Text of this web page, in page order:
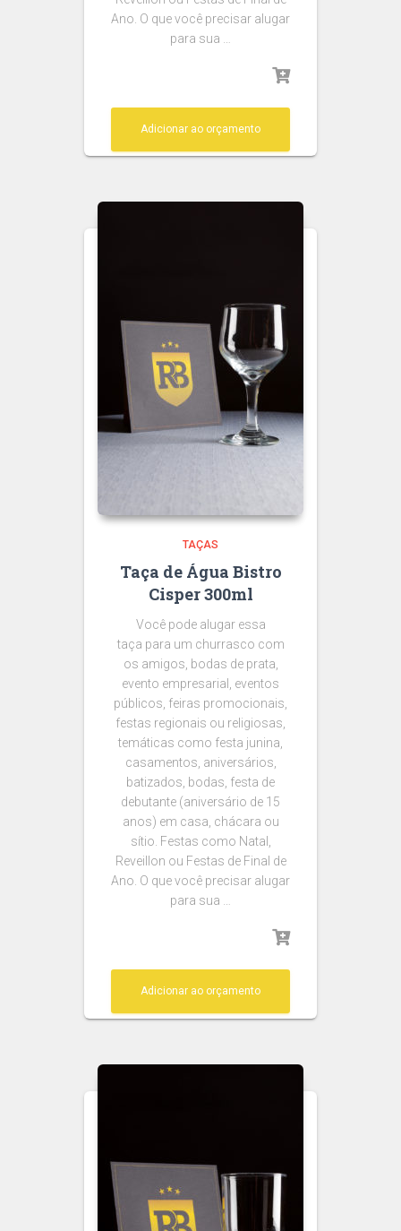
Ano. O que você precisar alugar
para sua …
Adicionar ao orçamento
TAÇAS
Taça de Água Bistro
Cisper 300ml
Você pode alugar essa
taça para um churrasco com
os amigos, bodas de prata,
evento empresarial, eventos
públicos, feiras promocionais,
festas regionais ou religiosas,
temáticas como festa junina,
casamentos, aniversários,
batizados, bodas, festa de
debutante (aniversário de 15
anos) em casa, chácara ou
sítio. Festas como Natal,
Reveillon ou Festas de Final de
Ano. O que você precisar alugar
para sua …
Adicionar ao orçamento